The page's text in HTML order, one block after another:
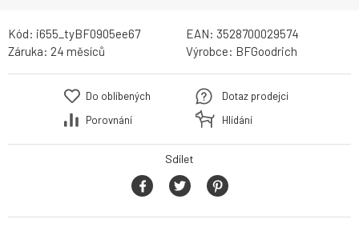
Kód: i655_tyBF0905ee67 EAN: 3528700029574
Záruka: 24 měsíců Výrobce: BFGoodrich
Do oblíbených
Porovnání
Dotaz prodejci
Hlídání
Sdílet